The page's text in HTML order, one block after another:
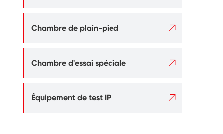
Chambre de plain-pied 
Chambre d'essai spéciale 
Équipement de test IP 